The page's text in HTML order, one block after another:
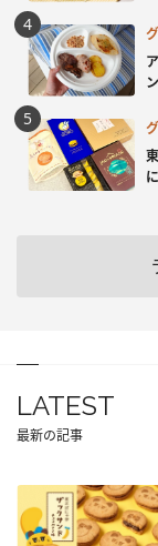
LATEST
最新の記事